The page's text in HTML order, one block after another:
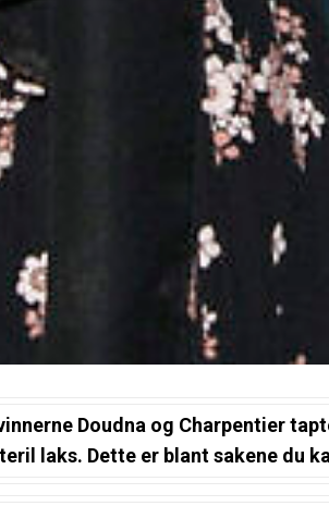
Doudna og Charpentier
laks. Dette er blant sakene du